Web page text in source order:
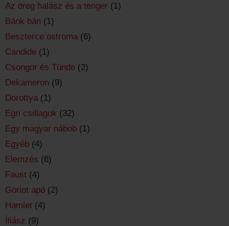
Az öreg halász és a tenger (1)
Bánk bán (1)
Beszterce ostroma (6)
Candide (1)
Csongor és Tünde (2)
Dekameron (9)
Dorottya (1)
Egri csillagok (32)
Egy magyar nábob (1)
Egyéb (4)
Elemzés (6)
Faust (4)
Goriot apó (2)
Hamlet (4)
Íliász (9)